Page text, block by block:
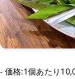
- 価格:1個あたり